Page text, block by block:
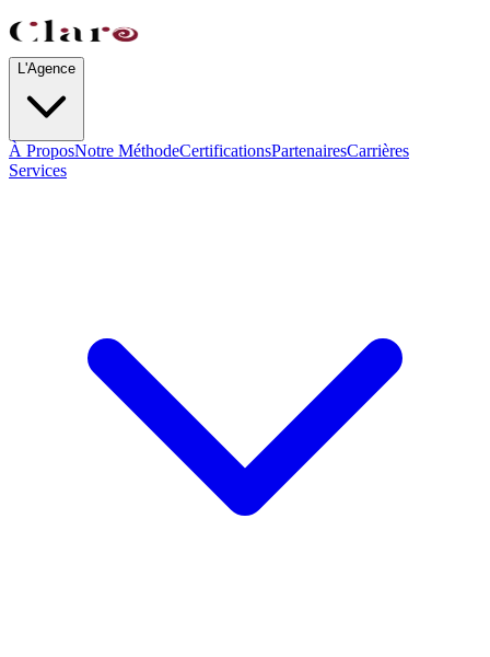
L'Agence
À ProposNotre MéthodeCertificationsPartenairesCarrières
Services